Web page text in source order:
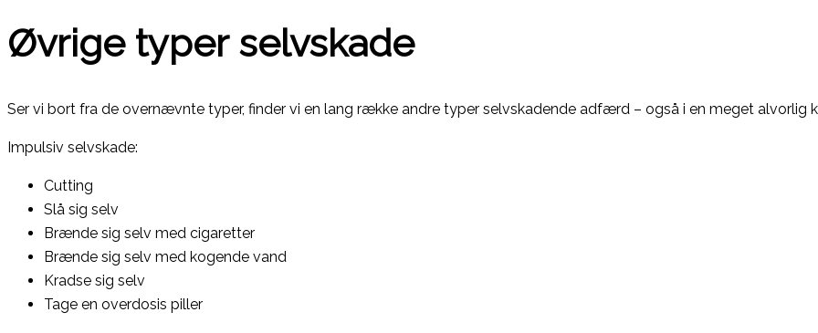
Øvrige typer selvskade
Ser vi bort fra de overnævnte typer, finder vi en lang række andre typer selvskadende adfærd – også i en meget alvorlig
Impulsiv selvskade:
Cutting
Slå sig selv
Brænde sig selv med cigaretter
Brænde sig selv med kogende vand
Kradse sig selv
Tage en overdosis piller